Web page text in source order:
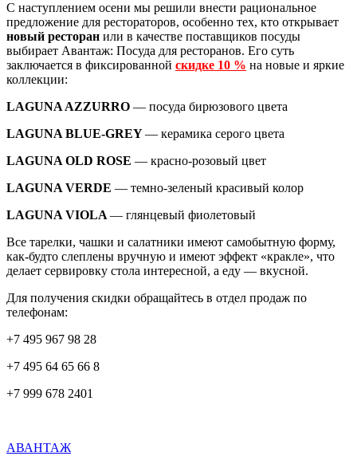
С наступлением осени мы решили внести рациональное
предложение для рестораторов, особенно тех, кто открывает
новый ресторан или в качестве поставщиков посуды
выбирает Авантаж: Посуда для ресторанов. Его суть
заключается в фиксированной скидке 10 % на новые и яркие
коллекции:
LAGUNA AZZURRO — посуда бирюзового цвета
LAGUNA BLUE-GREY— керамика серого цвета
LAGUNA OLD ROSE — красно-розовый цвет
LAGUNA VERDE — темно-зеленый красивый колор
LAGUNA VIOLA— глянцевый фиолетовый
Все тарелки, чашки и салатники имеют самобытную форму,
как-будто слеплены вручную и имеют эффект «кракле», что
делает сервировку стола интересной, а еду — вкусной.
Для получения скидки обращайтесь в отдел продаж по
телефонам:
+7 495 967 98 28
+7 495 64 65 66 8
+7 999 678 2401
АВАНТАЖ